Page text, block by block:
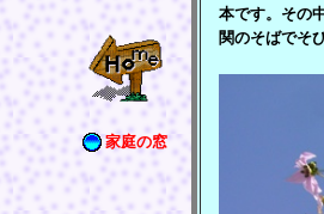
家庭の窓
本です。その
関のそばでそ